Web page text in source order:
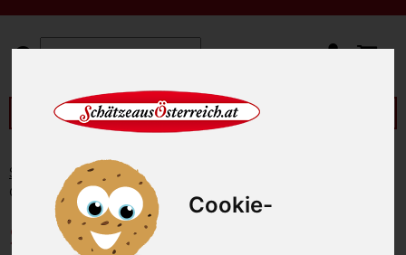
Cookie-
Dieser Artikel ist zur Zeit nicht verfügbar!
Startseite Feinkost
Gulasch vegan 320g
Schwammerl Gulasch